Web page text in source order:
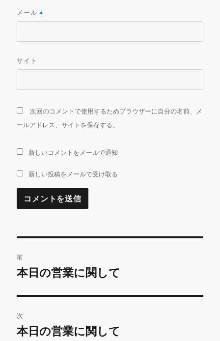
メール※
サイト
次回のコメントで使用するためブラウザーに自分の名前、メ
ールアドレス、サイトを保存する。
新しいコメントをメールで通知
新しい投稿をメールで受け取る
稿
ビ
ゲ
前
前
投
稿:
本日の営業に関して
次
次
本日の営業に関して